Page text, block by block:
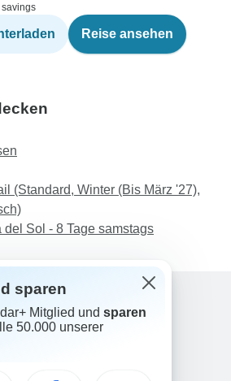
Reise ansehen
(Standard, Winter (Bis März '27),
Sol - 8 Tage samstags
sparen
Mitglied und sparen
50.000 unserer